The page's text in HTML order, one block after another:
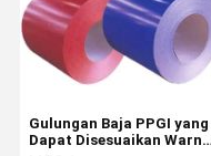
Rumah
Gulungan Baja PPGI yang
Dapat Disesuaikan Warna